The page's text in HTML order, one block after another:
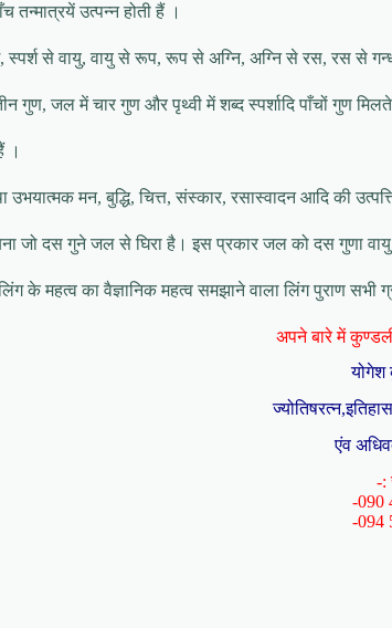
तन्मात्रयें उत्पन्न होती हैं ।
से वायु, वायु से रूप, रूप से अग्नि, अग्नि से रस, रस से
गुण, जल में चार गुण और पृथ्वी में शब्द स्पर्शादि पाँचों गुण
।
उभयात्मक मन, बुद्धि, चित्त, संस्कार, रसास्वादन आदि की
जो दस गुने जल से घिरा है। इस प्रकार जल को दस गुणा
के महत्व का वैज्ञानिक महत्व समझाने वाला लिंग पुराण सभी
अपने बारे में
योगेश
एंव
-:
-090
-094